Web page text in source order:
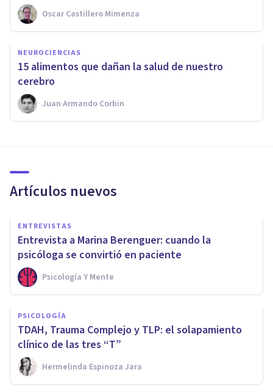
Oscar Castillero Mimenza
NEUROCIENCIAS
​15 alimentos que dañan la salud de nuestro
cerebro
Juan Armando Corbin
Artículos nuevos
ENTREVISTAS
Entrevista a Marina Berenguer: cuando la
psicóloga se convirtió en paciente
Psicología Y Mente
PSICOLOGÍA
TDAH, Trauma Complejo y TLP: el solapamiento
clínico de las tres “T”
Hermelinda Espinoza Jara